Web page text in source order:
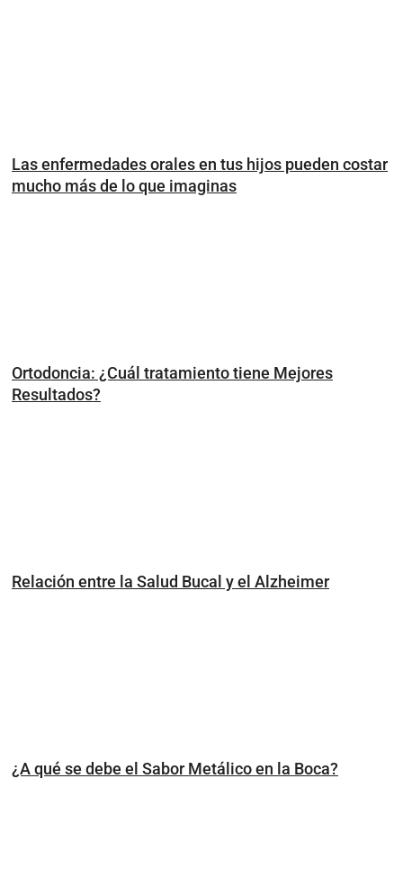
Las enfermedades orales en tus hijos pueden costar
mucho más de lo que imaginas
Ortodoncia: ¿Cuál tratamiento tiene Mejores
Resultados?
Relación entre la Salud Bucal y el Alzheimer
¿A qué se debe el Sabor Metálico en la Boca?